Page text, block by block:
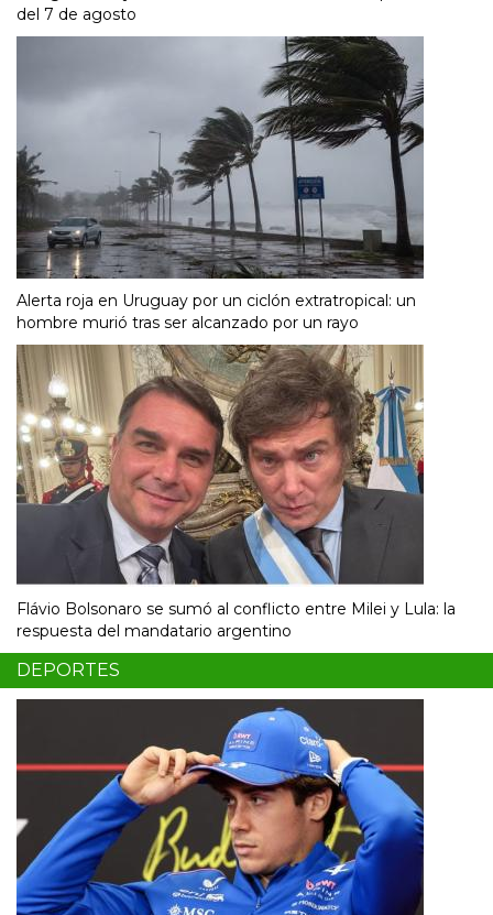
del 7 de agosto
Alerta roja en Uruguay por un ciclón extratropical: un
hombre murió tras ser alcanzado por un rayo
Flávio Bolsonaro se sumó al conflicto entre Milei y Lula: la
respuesta del mandatario argentino
DEPORTES